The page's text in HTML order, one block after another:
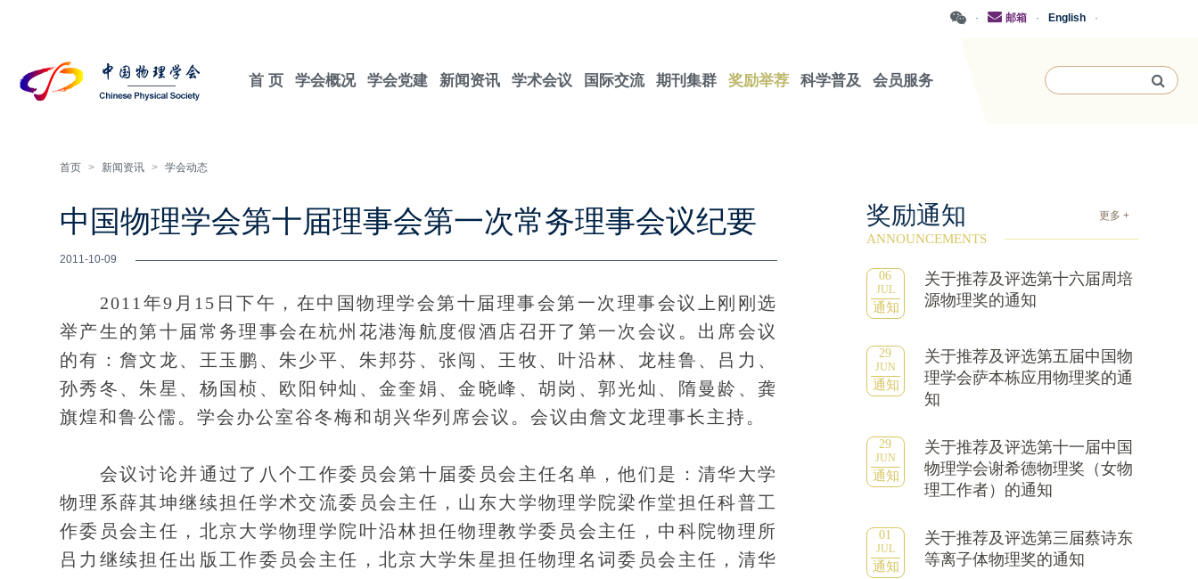
·
English
·
邮箱
·
首 页 学会概况 学会党建 新闻资讯 学术会议 国际交流 期刊集群 奖励举荐 科学普及 会员服务
首页 > 新闻资讯 > 学会动态
中国物理学会第十届理事会第一次常务理事会议纪要
2011-10-09
2011年9月15日下午，在中国物理学会第十届理事会第一次理事会议上刚刚选
举产生的第十届常务理事会在杭州花港海航度假酒店召开了第一次会议。出席会议
的有：詹文龙、王玉鹏、朱少平、朱邦芬、张闯、王牧、叶沿林、龙桂鲁、吕力、
孙秀冬、朱星、杨国桢、欧阳钟灿、金奎娟、金晓峰、胡岗、郭光灿、隋曼龄、龚
旗煌和鲁公儒。学会办公室谷冬梅和胡兴华列席会议。会议由詹文龙理事长主持。
会议讨论并通过了八个工作委员会第十届委员会主任名单，他们是：清华大学
物理系薛其坤继续担任学术交流委员会主任，山东大学物理学院梁作堂担任科普工
作委员会主任，北京大学物理学院叶沿林担任物理教学委员会主任，中科院物理所
吕力继续担任出版工作委员会主任，北京大学朱星担任物理名词委员会主任，清华
奖励通知 更多 +
ANNOUNCEMENTS
06
JUL
通知
关于推荐及评选第十六届周培
源物理奖的通知
29
JUN
通知
关于推荐及评选第五届中国物
理学会萨本栋应用物理奖的通
知
29
JUN
通知
关于推荐及评选第十一届中国
物理学会谢希德物理奖（女物
理工作者）的通知
01
JUL
通知
关于推荐及评选第三届蔡诗东
等离子体物理奖的通知